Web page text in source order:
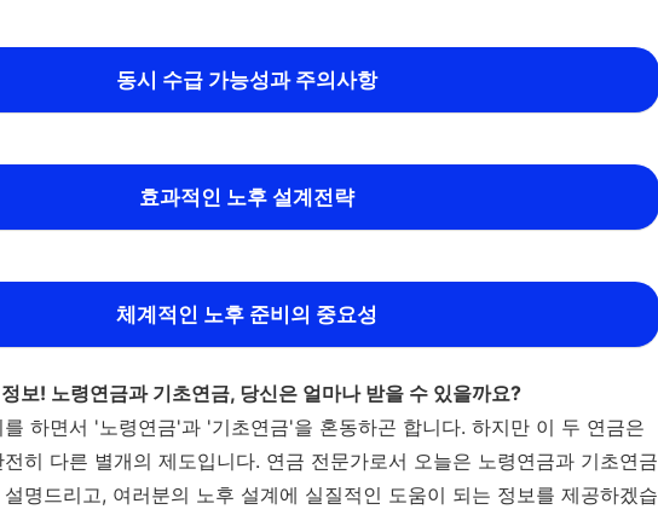
동시 수급 가능성과 주의사항
효과적인 노후 설계전략
체계적인 노후 준비의 중요성
보! 노령연금과 기초연금, 당신은 얼마나 받을 수 있을까요?
하면서 '노령연금'과 '기초연금'을 혼동하곤 합니다. 하지만 이 두 연금은
히 다른 별개의 제도입니다. 연금 전문가로서 오늘은 노령연금과 기초연금
명드리고, 여러분의 노후 설계에 실질적인 도움이 되는 정보를 제공하겠습